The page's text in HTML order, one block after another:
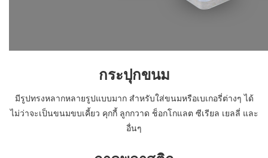
กระปุกขนม
มีรูปทรงหลากหลายรูปแบบมาก สำหรับใส่ขนมหรือเบเกอรี่ต่างๆ ได้
ไม่ว่าจะเป็นขนมขบเคี้ยว คุกกี้ ลูกกวาด ช็อกโกแลต ซีเรียล เยลลี่ และ
อื่นๆ